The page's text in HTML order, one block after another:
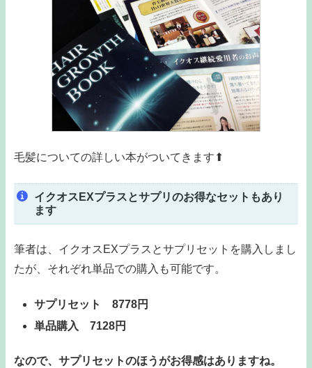
毛髪についての詳しい本がついてきます⬆
イクオスEXプラスとサプリのお得なセットもあり
ます
筆者は、イクオスEXプラスとサプリセットを購入しまし
たが、それぞれ単品での購入も可能です。
サプリセット 8778円
単品購入 7128円
なので、サプリセットのほうがお得感はありますね。